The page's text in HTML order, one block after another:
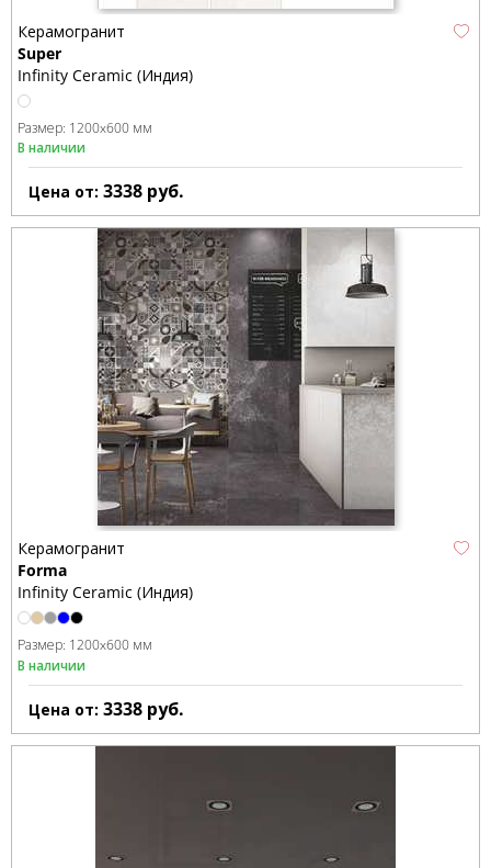
Керамогранит
Super
Infinity Ceramic (Индия)
Размер: 1200x600 мм
В наличии
Цена от: 3338 руб.
Керамогранит
Forma
Infinity Ceramic (Индия)
Размер: 1200x600 мм
В наличии
Цена от: 3338 руб.